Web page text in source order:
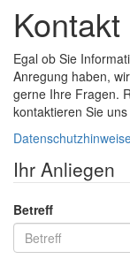
Kontakt
Egal ob Sie
Anregung haben,
gerne Ihre Fragen.
kontaktieren Sie
Ihr Anliegen
Betreff